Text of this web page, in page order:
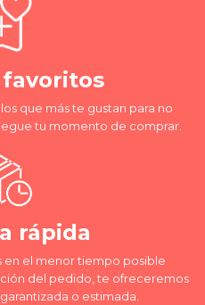
que más te gustan para no
tu momento de comprar.
rápida
en el menor tiempo posible
del pedido, te ofreceremos
o estimada.